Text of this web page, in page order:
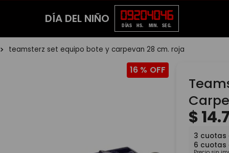
DÍA DEL NIÑO 09
DÍAS
20
HS.
40
MIN.
45
SEG.
teamsterz set equipo bote y carpevan 28 cm. roja
16 %
$14.
3 cuotas
6 cuotas